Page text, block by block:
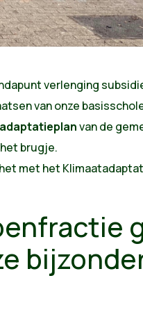
verlenging
van onze
van de
brugje.
met het